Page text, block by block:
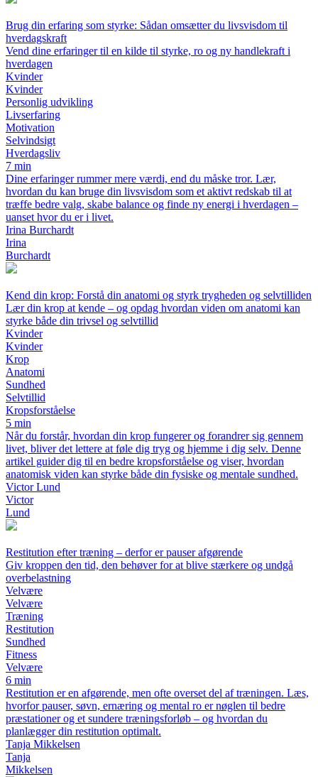
Brug din erfaring som styrke: Sådan omsætter du livsvisdom til
hverdagskraft
Vend dine erfaringer til en kilde til styrke, ro og ny handlekraft i
hverdagen
Kvinder
Kvinder
Personlig udvikling
Livserfaring
Motivation
Selvindsigt
Hverdagsliv
7 min
Dine erfaringer rummer mere værdi, end du måske tror. Lær,
hvordan du kan bruge din livsvisdom som et aktivt redskab til at
træffe bedre valg, skabe balance og finde ny energi i hverdagen –
uanset hvor du er i livet.
Irina Burchardt
Irina
Burchardt
Kend din krop: Forstå din anatomi og styrk trygheden og selvtilliden
Lær din krop at kende – og opdag hvordan viden om anatomi kan
styrke både din trivsel og selvtillid
Kvinder
Kvinder
Krop
Anatomi
Sundhed
Selvtillid
Kropsforståelse
5 min
Når du forstår, hvordan din krop fungerer og forandrer sig gennem
livet, bliver det lettere at føle dig tryg og hjemme i dig selv. Denne
artikel guider dig til en bedre kropsforståelse og viser, hvordan
anatomisk viden kan styrke både din fysiske og mentale sundhed.
Victor Lund
Victor
Lund
Restitution efter træning – derfor er pauser afgørende
Giv kroppen den tid, den behøver for at blive stærkere og undgå
overbelastning
Velvære
Velvære
Træning
Restitution
Sundhed
Fitness
Velvære
6 min
Restitution er en afgørende, men ofte overset del af træningen. Læs,
hvorfor pauser, søvn, ernæring og mental ro er nøglen til bedre
præstationer og et sundere træningsforløb – og hvordan du
planlægger din restitution optimalt.
Tanja Mikkelsen
Tanja
Mikkelsen